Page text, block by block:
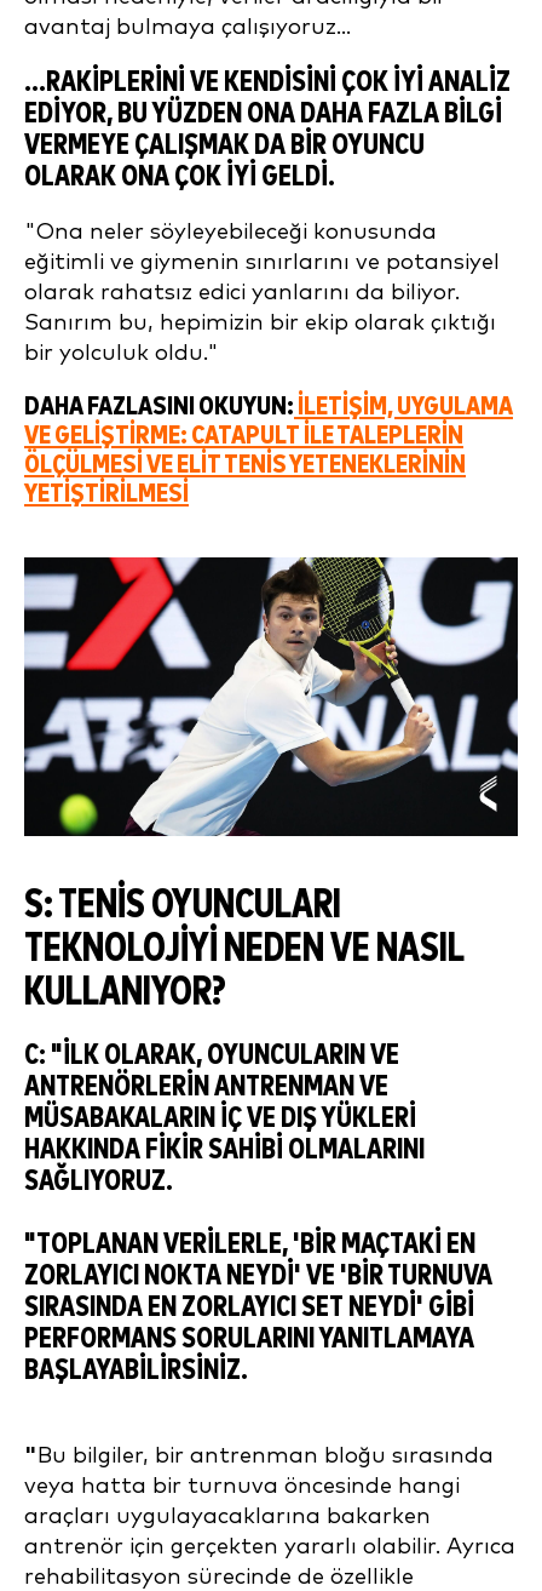
avantaj bulmaya çalışıyoruz...
...RAKIPLERINI VE KENDISINI ÇOK IYI ANALIZ
EDIYOR, BU YÜZDEN ONA DAHA FAZLA BILGI
VERMEYE ÇALIŞMAK DA BIR OYUNCU
OLARAK ONA ÇOK IYI GELDI.
"Ona neler söyleyebileceği konusunda
eğitimli ve giymenin sınırlarını ve potansiyel
olarak rahatsız edici yanlarını da biliyor.
Sanırım bu, hepimizin bir ekip olarak çıktığı
bir yolculuk oldu."
DAHA FAZLASINI OKUYUN: İLETIŞIM, UYGULAMA
VE GELIŞTIRME: CATAPULT ILE TALEPLERIN
ÖLÇÜLMESI VE ELIT TENIS YETENEKLERININ
YETIŞTIRILMESI
S: TENIS OYUNCULARI
TEKNOLOJIYI NEDEN VE NASIL
KULLANIYOR?
C: "İLK OLARAK, OYUNCULARIN VE
ANTRENÖRLERIN ANTRENMAN VE
MÜSABAKALARIN IÇ VE DIŞ YÜKLERI
HAKKINDA FIKIR SAHIBI OLMALARINI
SAĞLIYORUZ.
"TOPLANAN VERILERLE, 'BIR MAÇTAKI EN
ZORLAYICI NOKTA NEYDI' VE 'BIR TURNUVA
SIRASINDA EN ZORLAYICI SET NEYDI' GIBI
PERFORMANS SORULARINI YANITLAMAYA
BAŞLAYABILIRSINIZ.
" Bu bilgiler, bir antrenman bloğu sırasında
veya hatta bir turnuva öncesinde hangi
araçları uygulayacaklarına bakarken
antrenör için gerçekten yararlı olabilir. Ayrıca
rehabilitasyon sürecinde de özellikle